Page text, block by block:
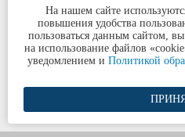
©ООО «Центр
Все права
Политика
Разработка сайта
На нашем сайте
повышения удобства
пользоваться данным сайтом,
на использование файлов
уведомлением и Политикой